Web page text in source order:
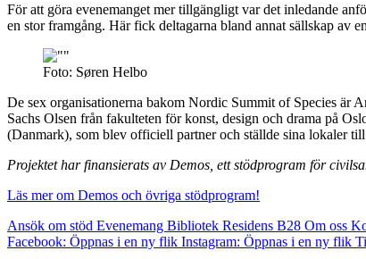
För att göra evenemanget mer tillgängligt var det inledande
en stor framgång. Här fick deltagarna bland annat sällskap av
Foto: Søren Helbo
De sex organisationerna bakom Nordic Summit of Species är
Sachs Olsen från fakulteten för konst, design och drama på
(Danmark), som blev officiell partner och ställde sina lokaler
Projektet har finansierats av Demos, ett stödprogram för
Läs mer om Demos och övriga stödprogram!
Ansök om stöd Evenemang Bibliotek Residens B28 Om oss
Facebook: Öppnas i en ny flik Instagram: Öppnas i en ny flik